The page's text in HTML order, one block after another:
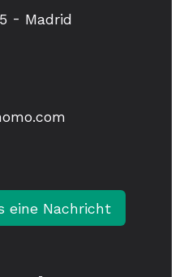
- Madrid
eine Nachricht